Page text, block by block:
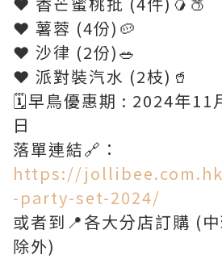
❤ 薯蓉 (4份)🥔
❤ 沙律 (2份)🥗
❤ 派對裝汽水 (2枝)🥤
🗓早鳥優惠期 : 2024年11
日
落單連結🔗：
https://
-party-set-2024/
或者到📍各大分店訂購 (
除外)